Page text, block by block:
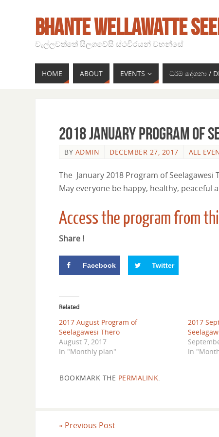
BHANTE WELLAWATTE
වැල්ලවත්තේ සිලගවේසි ස්ථවිරයන් වහන්සේ
HOME ABOUT EVENTS ධර්ම දේශනා /
2018 January Program of
BY ADMIN DECEMBER 27, 2017 ALL
The January 2018 Program of
May everyone be happy, healthy, peaceful
Access the program from
Share !
Facebook Twitter
Related
2017 August Program of
Seelagawesi Thero
August 7, 2017
In "Monthly plan"
2017
In
BOOKMARK THE PERMALINK
« Previous Post